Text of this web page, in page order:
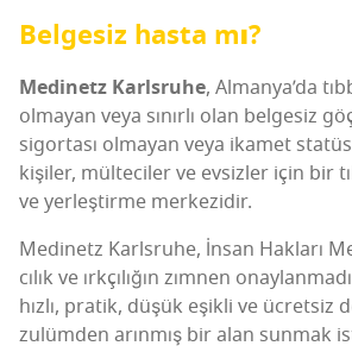
Bel­ge­siz has­ta mı?
Medi­netz Karls­ru­he, Alman­ya­’­da
olma­yan veya sınır­lı olan bel­ge­siz
sigor­ta­sı olma­yan veya ika­met
kişi­ler, mül­te­ci­ler ve evsiz­ler için bir
ve yer­leş­tir­me merkezidir.
Medi­netz Karls­ru­he, İns­an Hak­la­rı
cı­lık ve ırk­çı­lı­ğın zım­nen
hız­lı, pra­tik, düşük eşik­li ve ücret­siz
zulüm­den arın­mış bir alan sun­mak